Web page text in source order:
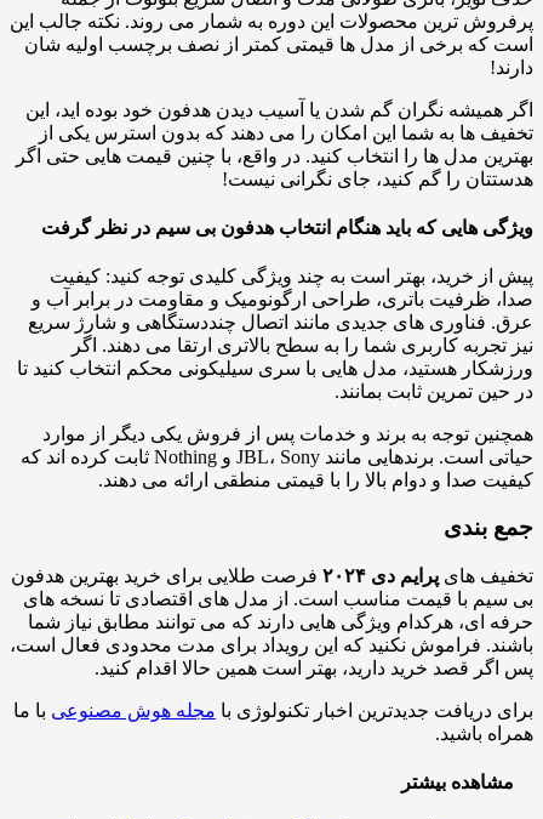
پرفروش ترین محصولات این دوره به شمار می روند. نکته جالب این
است که برخی از مدل ها قیمتی کمتر از نصف برچسب اولیه شان
دارند!
اگر همیشه نگران گم شدن یا آسیب دیدن هدفون خود بوده اید، این
تخفیف ها به شما این امکان را می دهند که بدون استرس یکی از
بهترین مدل ها را انتخاب کنید. در واقع، با چنین قیمت هایی حتی اگر
هدستتان را گم کنید، جای نگرانی نیست!
ویژگی هایی که باید هنگام انتخاب هدفون بی سیم در نظر گرفت
پیش از خرید، بهتر است به چند ویژگی کلیدی توجه کنید: کیفیت
صدا، ظرفیت باتری، طراحی ارگونومیک و مقاومت در برابر آب و
عرق. فناوری های جدیدی مانند اتصال چنددستگاهی و شارژ سریع
نیز تجربه کاربری شما را به سطح بالاتری ارتقا می دهند. اگر
ورزشکار هستید، مدل هایی با سری سیلیکونی محکم انتخاب کنید تا
در حین تمرین ثابت بمانند.
همچنین توجه به برند و خدمات پس از فروش یکی دیگر از موارد
حیاتی است. برندهایی مانند JBL، Sony و Nothing ثابت کرده اند که
کیفیت صدا و دوام بالا را با قیمتی منطقی ارائه می دهند.
جمع بندی
تخفیف های پرایم دی ۲۰۲۴
فرصت طلایی برای خرید بهترین هدفون
بی سیم با قیمت مناسب است. از مدل های اقتصادی تا نسخه های
حرفه ای، هرکدام ویژگی هایی دارند که می توانند مطابق نیاز شما
باشند. فراموش نکنید که این رویداد برای مدت محدودی فعال است،
پس اگر قصد خرید دارید، بهتر است همین حالا اقدام کنید.
برای دریافت جدیدترین اخبار تکنولوژی با مجله هوش مصنوعی با ما
همراه باشید.
مشاهده بیشتر